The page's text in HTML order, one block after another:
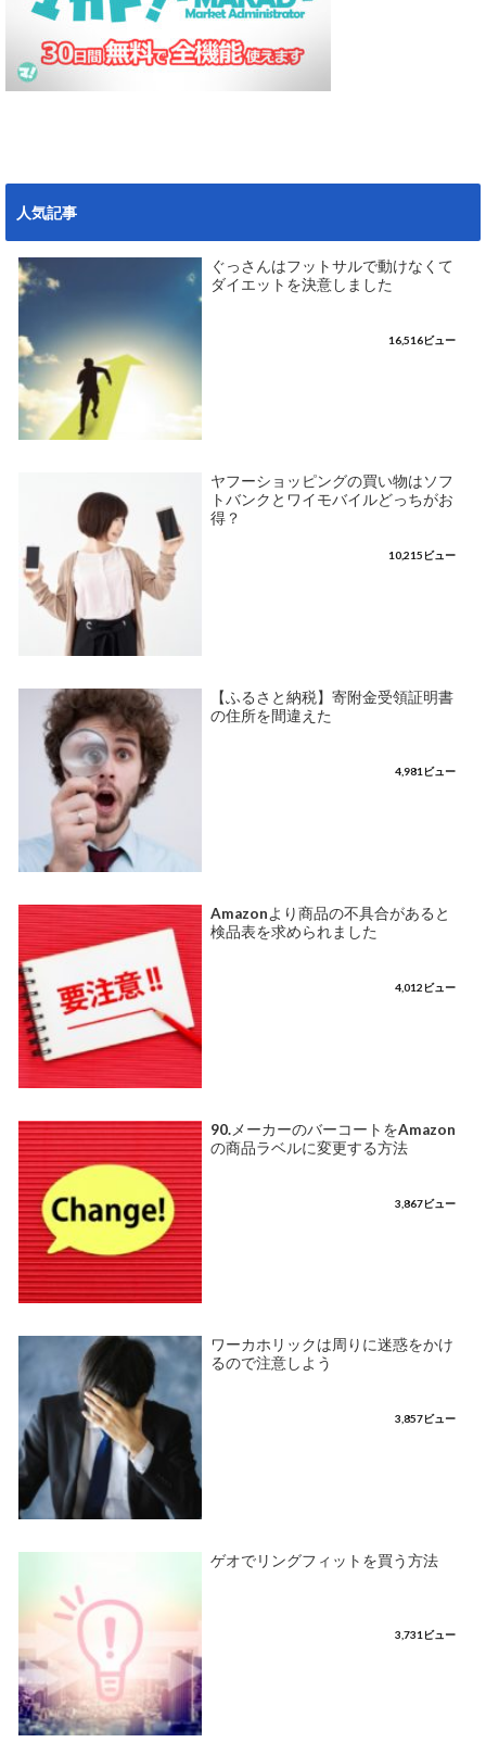
人気記事
ぐっさんはフットサルで動けなくて
ダイエットを決意しました
16,516ビュー
ヤフーショッピングの買い物はソフ
トバンクとワイモバイルどっちがお
得？
10,215ビュー
【ふるさと納税】寄附金受領証明書
の住所を間違えた
4,981ビュー
Amazonより商品の不具合があると
検品表を求められました
4,012ビュー
90.メーカーのバーコートをAmazon
の商品ラベルに変更する方法
3,867ビュー
ワーカホリックは周りに迷惑をかけ
るので注意しよう
3,857ビュー
ゲオでリングフィットを買う方法
3,731ビュー